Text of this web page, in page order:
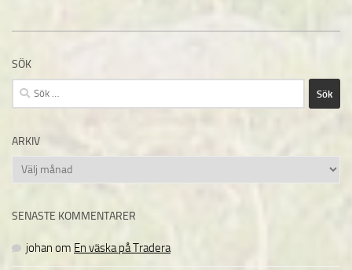
SÖK
Sök
efter:
ARKIV
Arkiv
SENASTE KOMMENTARER
johan om En väska på Tradera